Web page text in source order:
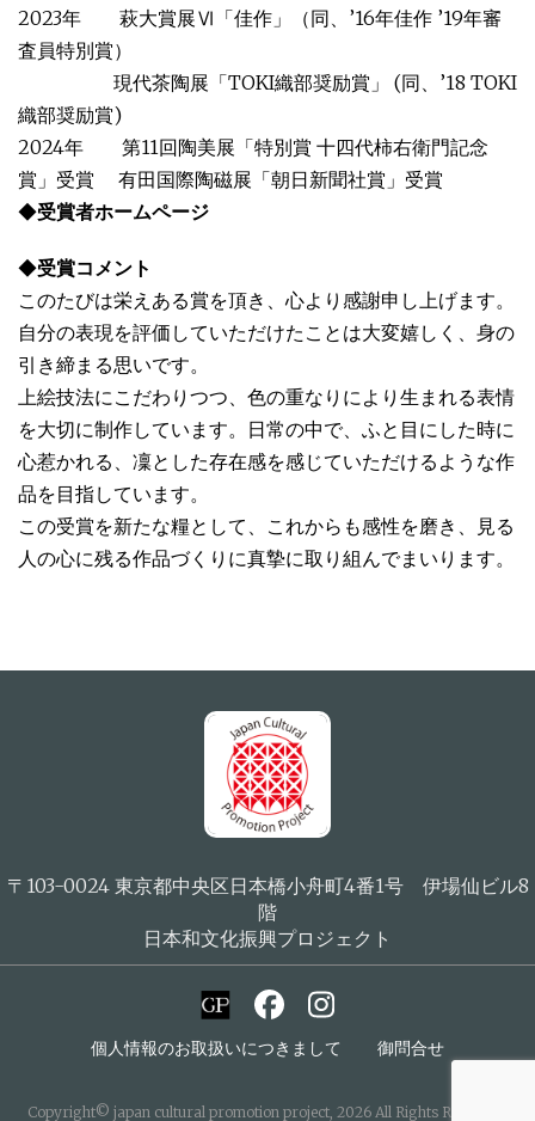
2023年 萩大賞展Ⅵ「佳作」（同、’16年佳作 ’19年審
査員特別賞）
現代茶陶展「TOKI織部奨励賞」 (同、’18 TOKI
織部奨励賞)
2024年 第11回陶美展「特別賞 十四代柿右衛門記念
賞」受賞 有田国際陶磁展「朝日新聞社賞」受賞
◆受賞者ホームページ
◆受賞コメント
このたびは栄えある賞を頂き、心より感謝申し上げます。
自分の表現を評価していただけたことは大変嬉しく、身の
引き締まる思いです。
上絵技法にこだわりつつ、色の重なりにより生まれる表情
を大切に制作しています。日常の中で、ふと目にした時に
心惹かれる、凜とした存在感を感じていただけるような作
品を目指しています。
この受賞を新たな糧として、これからも感性を磨き、見る
人の心に残る作品づくりに真摯に取り組んでまいります。
〒103-0024 東京都中央区日本橋小舟町4番1号 伊場仙ビル8
階
日本和文化振興プロジェクト
個人情報のお取扱いにつきまして 御問合せ
Copyright© japan cultural promotion project, 2026 All Rights Reserved.